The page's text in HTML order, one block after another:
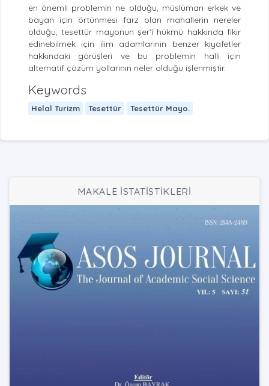
en önemli problemin ne olduğu, müslüman erkek ve
bayan için örtünmesi farz olan mahallerin nereler
olduğu, tesettür mayonun şer’î hükmü hakkında fikir
edinebilmek için ilim adamlarının benzer kıyafetler
hakkındaki görüşleri ve bu problemin halli için
alternatif çözüm yollarının neler olduğu işlenmiştir.
Keywords
Helal Turizm Tesettür Tesettür Mayo.
MAKALE İSTATİSTİKLERİ